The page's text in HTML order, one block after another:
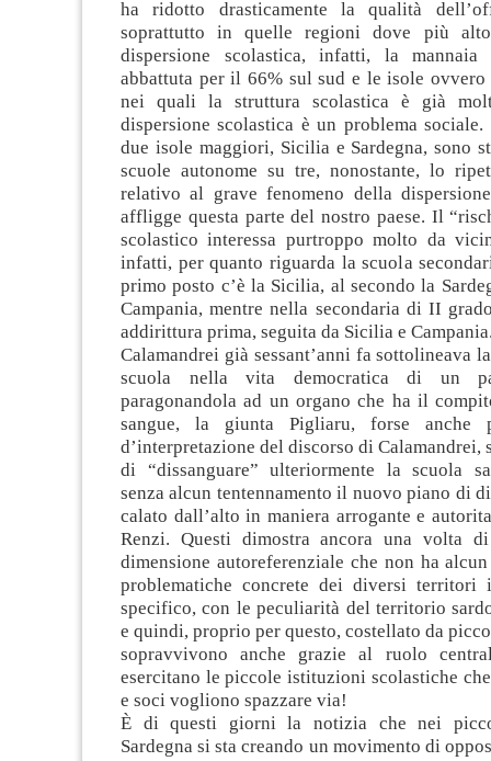
ha ridotto drasticamente la qualità
soprattutto in quelle regioni dove più
dispersione scolastica, infatti, la
abbattuta per il 66% sul sud e le isole
nei quali la struttura scolastica è già
dispersione scolastica è un problema
due isole maggiori, Sicilia e Sardegna, sono
scuole autonome su tre, nonostante, lo
relativo al grave fenomeno della
affligge questa parte del nostro paese. Il
scolastico interessa purtroppo molto da
infatti, per quanto riguarda la scuola
primo posto c’è la Sicilia, al secondo la
Campania, mentre nella secondaria di II
addirittura prima, seguita da Sicilia e
Calamandrei già sessant’anni fa sottolineava
scuola nella vita democratica di un
paragonandola ad un organo che ha il
sangue, la giunta Pigliaru, forse anche
d’interpretazione del discorso di Calamandrei,
di “dissanguare” ulteriormente la scuola
senza alcun tentennamento il nuovo piano di
calato dall’alto in maniera arrogante e
Renzi. Questi dimostra ancora una volta
dimensione autoreferenziale che non ha
problematiche concrete dei diversi territori
specifico, con le peculiarità del territorio
e quindi, proprio per questo, costellato da
sopravvivono anche grazie al ruolo
esercitano le piccole istituzioni scolastiche
e soci vogliono spazzare via!
È di questi giorni la notizia che nei
Sardegna si sta creando un movimento di